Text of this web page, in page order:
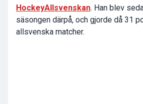
HockeyAllsvenskan. Han blev
säsongen därpå, och gjorde då 31
allsvenska matcher.